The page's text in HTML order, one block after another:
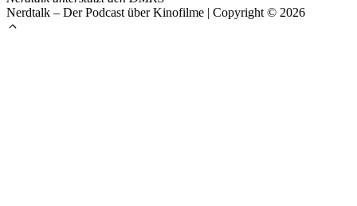
Nerdtalk – Der Podcast über Kinofilme | Copyright © 2026